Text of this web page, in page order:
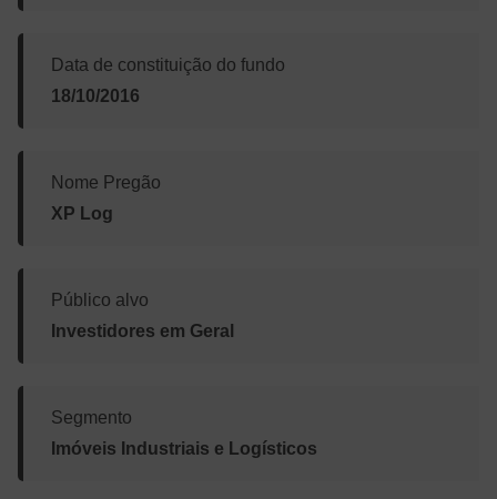
Data de constituição do fundo
18/10/2016
Nome Pregão
XP Log
Público alvo
Investidores em Geral
Segmento
Imóveis Industriais e Logísticos